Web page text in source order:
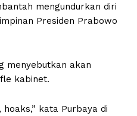
mengundurkan diri
Presiden Prabowo
menyebutkan akan
kabinet.
kata Purbaya di